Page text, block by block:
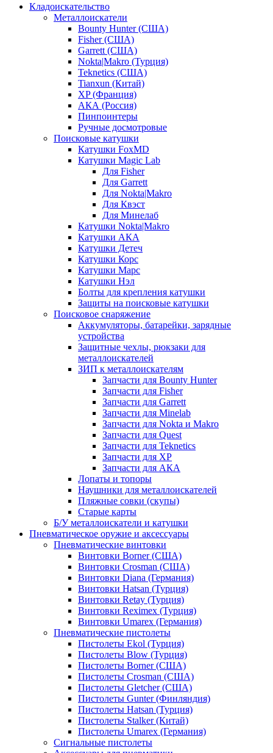
Кладоискательство
Металлоискатели
Bounty Hunter (США)
Fisher (США)
Garrett (США)
Nokta|Makro (Турция)
Teknetics (США)
Tianxun (Китай)
XP (Франция)
АКА (Россия)
Пинпоинтеры
Ручные досмотровые
Поисковые катушки
Катушки FoxMD
Катушки Magic Lab
Для Fisher
Для Garrett
Для Nokta|Makro
Для Квэст
Для Минелаб
Катушки Nokta|Makro
Катушки АКА
Катушки Детеч
Катушки Корс
Катушки Марс
Катушки Нэл
Болты для крепления катушки
Защиты на поисковые катушки
Поисковое снаряжение
Аккумуляторы, батарейки, зарядные
устройства
Защитные чехлы, рюкзаки для
металлоискателей
ЗИП к металлоискателям
Запчасти для Bounty Hunter
Запчасти для Fisher
Запчасти для Garrett
Запчасти для Minelab
Запчасти для Nokta и Makro
Запчасти для Quest
Запчасти для Teknetics
Запчасти для XP
Запчасти для АКА
Лопаты и топоры
Наушники для металлоискателей
Пляжные совки (скупы)
Старые карты
Б/У металлоискатели и катушки
Пневматическое оружие и аксессуары
Пневматические винтовки
Винтовки Borner (США)
Винтовки Crosman (США)
Винтовки Diana (Германия)
Винтовки Hatsan (Турция)
Винтовки Retay (Турция)
Винтовки Reximex (Турция)
Винтовки Umarex (Германия)
Пневматические пистолеты
Пистолеты Ekol (Турция)
Пистолеты Blow (Турция)
Пистолеты Borner (США)
Пистолеты Crosman (США)
Пистолеты Gletcher (США)
Пистолеты Gunter (Финляндия)
Пистолеты Hatsan (Турция)
Пистолеты Stalker (Китай)
Пистолеты Umarex (Германия)
Сигнальные пистолеты